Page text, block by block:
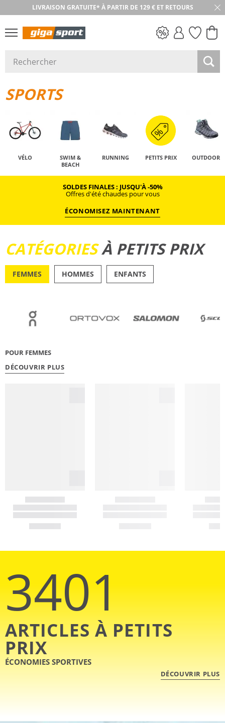
LIVRAISON GRATUITE* À PARTIR DE 129 € ET RETOURS
RETOUR SOUS 30 JOURS
SPORTS
VÉLO
SWIM &
BEACH
RUNNING PETITS PRIX OUTDOOR
SOLDES FINALES : JUSQU'À -50%
Offres d'été chaudes pour vous
ÉCONOMISEZ MAINTENANT
CATÉGORIESÀ PETITS PRIX
FEMMES HOMMES ENFANTS
POUR FEMMES
DÉCOUVRIR PLUS
3401
ARTICLES À PETITS
PRIX
ÉCONOMIES SPORTIVES
DÉCOUVRIR PLUS